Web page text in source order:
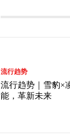
流行趋势
流行趋势｜雪豹×
能，革新未来